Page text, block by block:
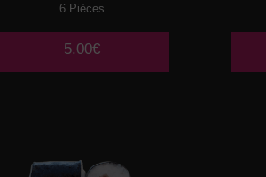
6 Pièces
5.00€